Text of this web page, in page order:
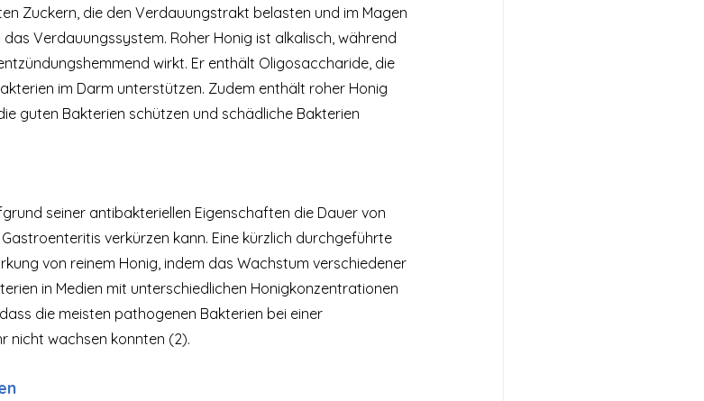
Zuckern, die den Verdauungstrakt belasten und im Magen
Verdauungssystem. Roher Honig ist alkalisch, während
wirkt. Er enthält Oligosaccharide, die
im Darm unterstützen. Zudem enthält roher Honig
guten Bakterien schützen und schädliche Bakterien
seiner antibakteriellen Eigenschaften die Dauer von
verkürzen kann. Eine kürzlich durchgeführte
von reinem Honig, indem das Wachstum verschiedener
in Medien mit unterschiedlichen Honigkonzentrationen
die meisten pathogenen Bakterien bei einer
nicht wachsen konnten (2).